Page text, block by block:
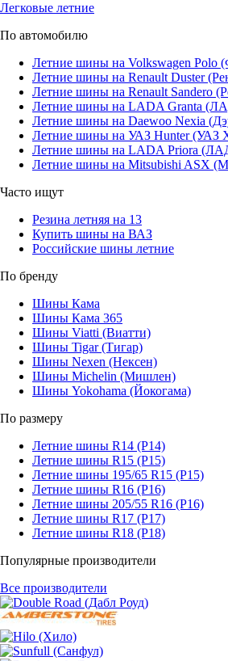
Легковые летние
По автомобилю
Летние шины на Volkswagen Polo
Летние шины на Renault Duster
Летние шины на Renault Sandero
Летние шины на LADA Granta
Летние шины на Daewoo Nexia
Летние шины на УАЗ Hunter (УАЗ
Летние шины на LADA Priora
Летние шины на Mitsubishi ASX
Часто ищут
Резина летняя на 13
Купить шины на ВАЗ
Российские шины летние
По бренду
Шины Кама
Шины Кама 365
Шины Viatti (Виатти)
Шины Tigar (Тигар)
Шины Nexen (Нексен)
Шины Michelin (Мишлен)
Шины Yokohama (Йокогама)
По размеру
Летние шины R14 (Р14)
Летние шины R15 (Р15)
Летние шины 195/65 R15 (Р15)
Летние шины R16 (Р16)
Летние шины 205/55 R16 (Р16)
Летние шины R17 (Р17)
Летние шины R18 (Р18)
Популярные производители
Все производители